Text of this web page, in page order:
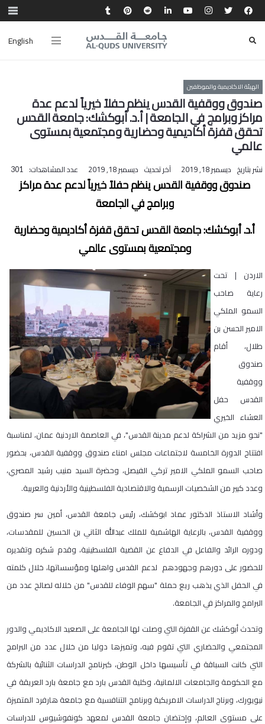
English
الهيئة الاكاديمية والموظفين
صندوق ووقفية القدس ينظم حفلاً خيرياً لدعم عدة
مراكز وبرامج في الجامعة | أ.د. أبوكشك: جامعة القدس
تحقق قفزة أكاديمية وحضارية ومجتمعية بمستوى
عالمي
نشر بتاريخ ديسمبر 18, 2019 آخر تحديث ديسمبر 18, 2019 عدد المشاهدات: 301
صندوق ووقفية القدس ينظم حفلاً خيرياً لدعم عدة مراكز
وبرامج في الجامعة
أ.د. أبوكشك: جامعة القدس تحقق قفزة أكاديمية وحضارية
ومجتمعية بمستوى عالمي
الاردن | تحت
رعاية صاحب
السمو الملكي
الامير الحسن بن
طلال، أقام
صندوق
ووقفية
القدس حفل
العشاء الخيري
"نحو مزيد من الشراكة لدعم مدينة القدس"، في العاصمة الاردنية عمان، لمناسبة
افتتاح الدورة الخامسة لاجتماعات مجلس امناء صندوق ووقفية القدس، بحضور
صاحب السمو الملكي الامير تركي الفيصل، وحضرة السيد منيب رشيد المصري،
وعدد كبير من الشخصيات الرسمية والاقتصادية الفلسطينية والأردنية والعربية.
وأشاد الاستاذ الدكتور عماد ابوكشك، رئيس جامعة القدس، أمين سر صندوق
ووقفية القدس، بالرعاية الهاشمية للملك عبدالله الثاني بن الحسين للمقدسات،
ودوره الرائد والفاعل في الدفاع عن القضية الفلسطينية، وقدم شكره وتقديره
للحضور على دورهم وجهودهم لدعم القدس واهلها ومؤسساتها، خلال كلمته
في الحفل الذي يذهب ريع حملة "سهم الوفاء للقدس" من خلاله لصالح عدد من
البرامج والمراكز في الجامعة.
وتحدث أبوكشك عن القفزة التي وصلت لها الجامعة على الصعيد الاكاديمي والدور
المجتمعي والحضاري التي تقوم فيه، وتميزها دوليا من خلال عدد من البرامج
التي كانت السباقة في تأسيسها داخل الوطن، كبرنامج الدراسات الثنائية بالشركة
مع الحكومة والجامعات الالمانية، وكلية القدس بارد مع جامعة بارد العريقة في
نيويورك، وبرناج الدراسات الامريكية وبرنامج التنافسية مع جامعة هارفرد المتميزة
على مستوى العالم، وإحتضان جامعة القدس لمعهد كونفوشيوس للدراسات